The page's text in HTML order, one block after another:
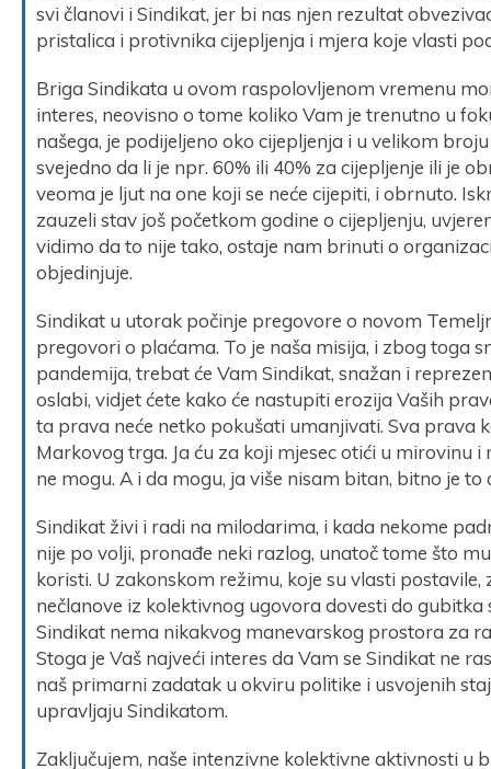
svi članovi i Sindikat, jer bi nas njen rezultat
pristalica i protivnika cijepljenja i mjera koje vlasti
Briga Sindikata u ovom raspolovljenom vremenu
interes, neovisno o tome koliko Vam je trenutno u
našega, je podijeljeno oko cijepljenja i u velikom
svejedno da li je npr. 60% ili 40% za cijepljenje ili je
veoma je ljut na one koji se neće cijepiti, i obrnuto.
zauzeli stav još početkom godine o cijepljenju,
vidimo da to nije tako, ostaje nam brinuti o
objedinjuje.
Sindikat u utorak počinje pregovore o novom
pregovori o plaćama. To je naša misija, i zbog toga
pandemija, trebat će Vam Sindikat, snažan i
oslabi, vidjet ćete kako će nastupiti erozija Vaših
ta prava neće netko pokušati umanjivati. Sva prava
Markovog trga. Ja ću za koji mjesec otići u mirovinu
ne mogu. A i da mogu, ja više nisam bitan, bitno je
Sindikat živi i radi na milodarima, i kada nekome
nije po volji, pronađe neki razlog, unatoč tome što
koristi. U zakonskom režimu, koje su vlasti
nečlanove iz kolektivnog ugovora dovesti do
Sindikat nema nikakvog manevarskog prostora za
Stoga je Vaš najveći interes da Vam se Sindikat ne
naš primarni zadatak u okviru politike i usvojenih
upravljaju Sindikatom.
Zaključujem, naše intenzivne kolektivne aktivnosti u